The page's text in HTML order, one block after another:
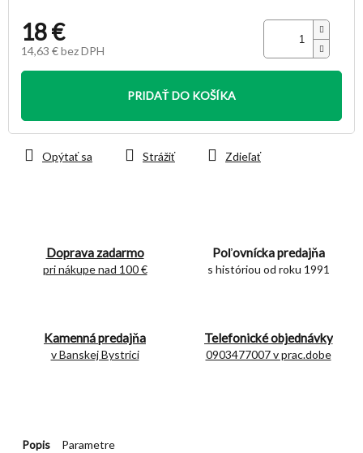
18 €
14,63 € bez DPH
Jednotková
PRIDAŤ DO KOŠÍKA
Doprava zadarmo
pri nákupe nad 100 €
Poľovnícka predajňa
s históriou od roku 1991
Kamenná predajňa
v Banskej Bystrici
Telefonické objednávky
0903477007 v prac.dobe
Opýtať sa Strážiť Zdieľať
Popis Parametre